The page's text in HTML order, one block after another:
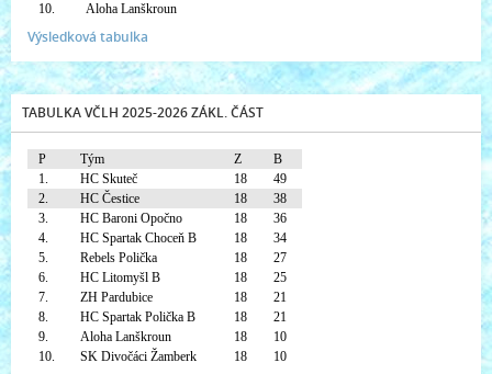
10.
Aloha Lanškroun
Výsledková tabulka
TABULKA VČLH 2025-2026 ZÁKL. ČÁST
P Tým Z
B
1.
HC Skuteč 18
49
2.
HC Čestice 18
38
3.
HC Baroni Opočno 18
36
4.
HC Spartak Choceň B 18
34
5.
Rebels Polička 18
27
6.
HC Litomyšl B 18
25
7.
ZH Pardubice 18
21
8.
HC Spartak Polička B 18
21
9.
Aloha Lanškroun 18
10
10.
SK Divočáci Žamberk 18 10